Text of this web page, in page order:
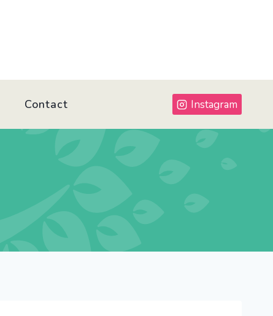
Contact Instagram